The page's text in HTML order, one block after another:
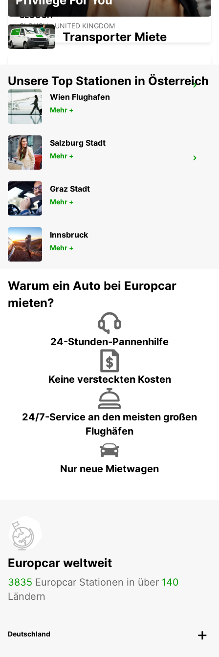
SLOUGH
SLOUGH - UNITED KINGDOM
LONDON HEATHROW FLUGHAFEN
LONDON - UNITED KINGDOM
LONDON KINGSTON UPON THAMES
KINGSTON UPON THAMES - UNITED KINGDOM
Transporter Miete
Unsere Top Stationen in Österreich
Wien Flughafen
Mehr +
Salzburg Stadt
Mehr +
Graz Stadt
Mehr +
Innsbruck
Mehr +
Warum ein Auto bei Europcar
mieten?
24-Stunden-Pannenhilfe
Keine versteckten Kosten
24/7-Service an den meisten großen
Flughäfen
Nur neue Mietwagen
Europcar weltweit
3835 Europcar Stationen in über 140
Ländern
Deutschland